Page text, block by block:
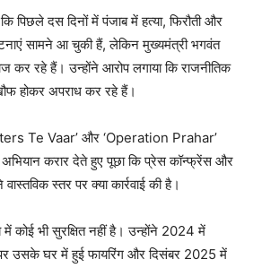
पिछले दस दिनों में पंजाब में हत्या, फिरौती और
सामने आ चुकी हैं, लेकिन मुख्यमंत्री भगवंत
कर रहे हैं। उन्होंने आरोप लगाया कि राजनीतिक
होकर अपराध कर रहे हैं।
Te Vaar’ और ‘Operation Prahar’
अभियान करार देते हुए पूछा कि प्रेस कॉन्फ्रेंस और
स्तर पर क्या कार्रवाई की है।
कोई भी सुरक्षित नहीं है। उन्होंने 2024 में
घर में हुई फायरिंग और दिसंबर 2025 में